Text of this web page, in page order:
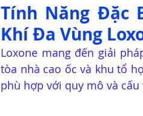
Tính Năng Đặc
Khí Đa Vùng
Loxone mang đến giải
tòa nhà cao ốc và khu tổ
phù hợp với quy mô và